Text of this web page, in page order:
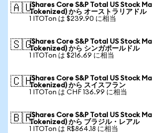
🇦🇺iShares Core S&P Total US Stock
Tokenized) から オーストラリアドル
1 ITOTon は $239.90 に相当
🇸🇬iShares Core S&P Total US Stock
Tokenized) から シンガポールドル
1 ITOTon は $216.69 に相当
🇨🇭iShares Core S&P Total US Stock
Tokenized) から スイスフラン
1 ITOTon は CHF 136.99 に相当
🇧🇷iShares Core S&P Total US Stock
Tokenized) から ブラジル・レアル
1 ITOTon は R$864.18 に相当